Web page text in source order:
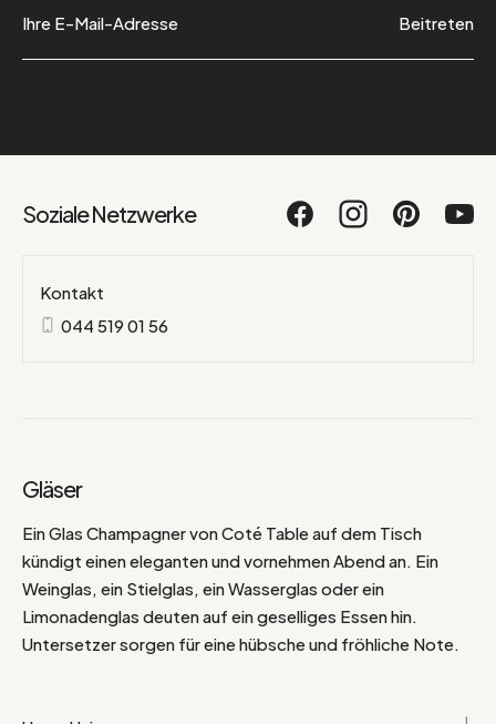
Beitreten
Soziale Netzwerke
Kontakt
044 519 01 56
Gläser
Ein Glas Champagner von Coté Table auf dem Tisch
kündigt einen eleganten und vornehmen Abend an. Ein
Weinglas, ein Stielglas, ein Wasserglas oder ein
Limonadenglas deuten auf ein geselliges Essen hin.
Untersetzer sorgen für eine hübsche und fröhliche Note.